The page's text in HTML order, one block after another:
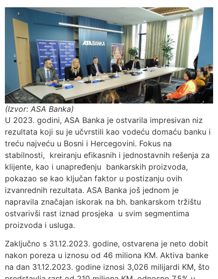
(Izvor: ASA Banka)
U 2023. godini, ASA Banka je ostvarila impresivan niz
rezultata koji su je učvrstili kao vodeću domaću banku i
treću najveću u Bosni i Hercegovini. Fokus na
stabilnosti, kreiranju efikasnih i jednostavnih rešenja za
klijente, kao i unapređenju bankarskih proizvoda,
pokazao se kao ključan faktor u postizanju ovih
izvanrednih rezultata. ASA Banka još jednom je
napravila značajan iskorak na bh. bankarskom tržištu
ostvarivši rast iznad prosjeka u svim segmentima
proizvoda i usluga.
Zaključno s 31.12.2023. godine, ostvarena je neto dobit
nakon poreza u iznosu od 46 miliona KM. Aktiva banke
na dan 31.12.2023. godine iznosi 3,026 milijardi KM, što